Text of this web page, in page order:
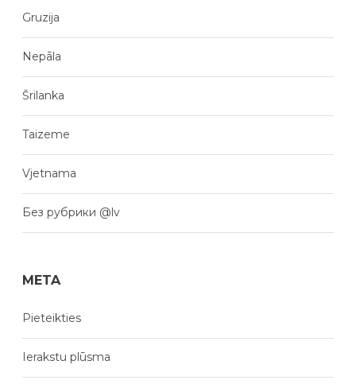
Gruzija
Nepāla
Šrilanka
Taizeme
Vjetnama
Без рубрики @lv
META
Pieteikties
Ierakstu plūsma